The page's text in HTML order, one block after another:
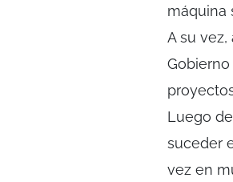
máquina
A su
Gobierno
Luego
suceder
vez en